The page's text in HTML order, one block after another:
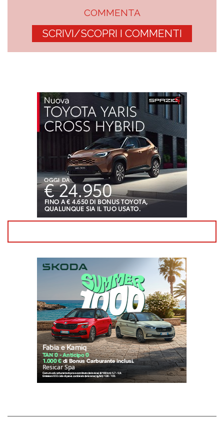
COMMENTA
SCRIVI/SCOPRI I COMMENTI